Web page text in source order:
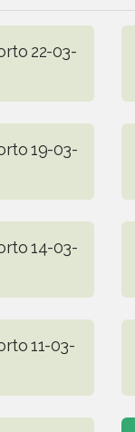
22-03-
19-03-
14-03-
11-03-